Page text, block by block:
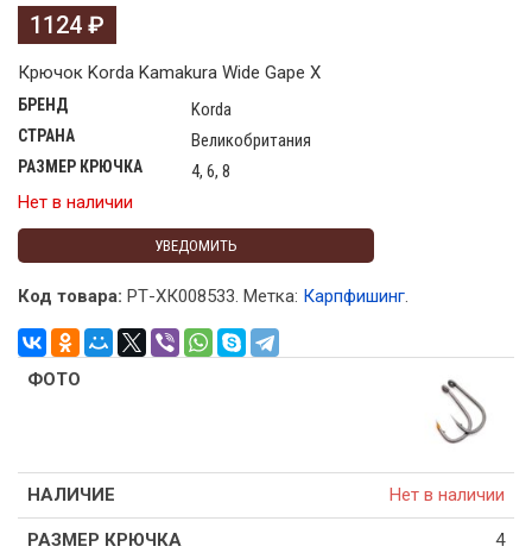
1124 ₽
Крючок Korda Kamakura Wide Gape X
БРЕНД Korda
СТРАНА Великобритания
РАЗМЕР КРЮЧКА
4, 6, 8
Нет в наличии
УВЕДОМИТЬ
Код товара: РТ-ХК008533. Метка: Карпфишинг.
Нет в наличии
4